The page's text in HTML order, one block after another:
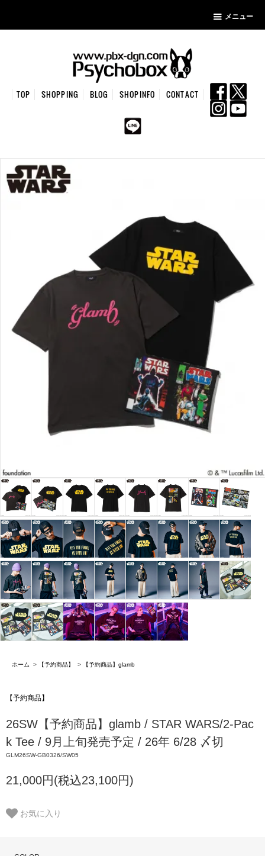
メニュー
TOP SHOPPING BLOG SHOPINFO CONTACT
ホーム > 【予約商品】 > 【予約商品】glamb
【予約商品】
26SW【予約商品】glamb / STAR WARS/2-Pac
k Tee / 9月上旬発売予定 / 26年 6/28 〆切
GLM26SW-GB0326/SW05
21,000円(税込23,100円)
お気に入り